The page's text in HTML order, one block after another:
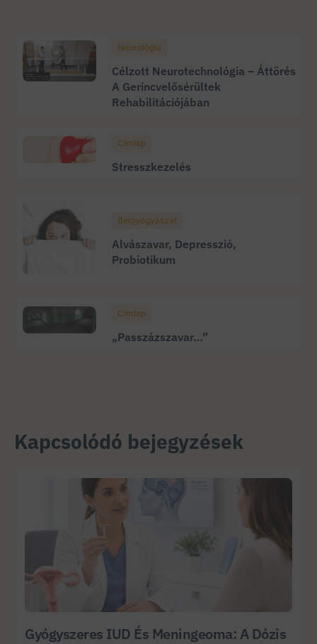
Neurológia
Célzott Neurotechnológia – Áttörés
A Gerincvelősérültek
Rehabilitációjában
Címlap
Stresszkezelés
Belgyógyászat
Alvászavar, Depresszió,
Probiotikum
Címlap
„Passzázszavar…”
Kapcsolódó bejegyzések
Gyógyszeres IUD És Meningeoma: A Dózis